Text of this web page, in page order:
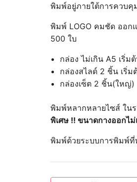
พิมพ์อยู่ภายใต้การควบคุ
พิมพ์ LOGO คมชัด ออก
500 ใบ
กล่อง ไม่เกิน A5 เริ่ม
กล่องสไลด์ 2 ชิ้น เริ่ม
กล่องเซ็ต 2 ชิ้น(ใหญ่
พิมพ์หลากหลายไซส์ ใน
พิเศษ !! ขนาดกางออกไม่
พิมพ์ด้วยระบบการพิมพ์